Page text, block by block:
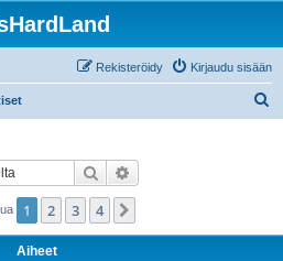
Kirjaudu sisään
Rekisteröidy
Etsi
1 2 3 4
Aiheet